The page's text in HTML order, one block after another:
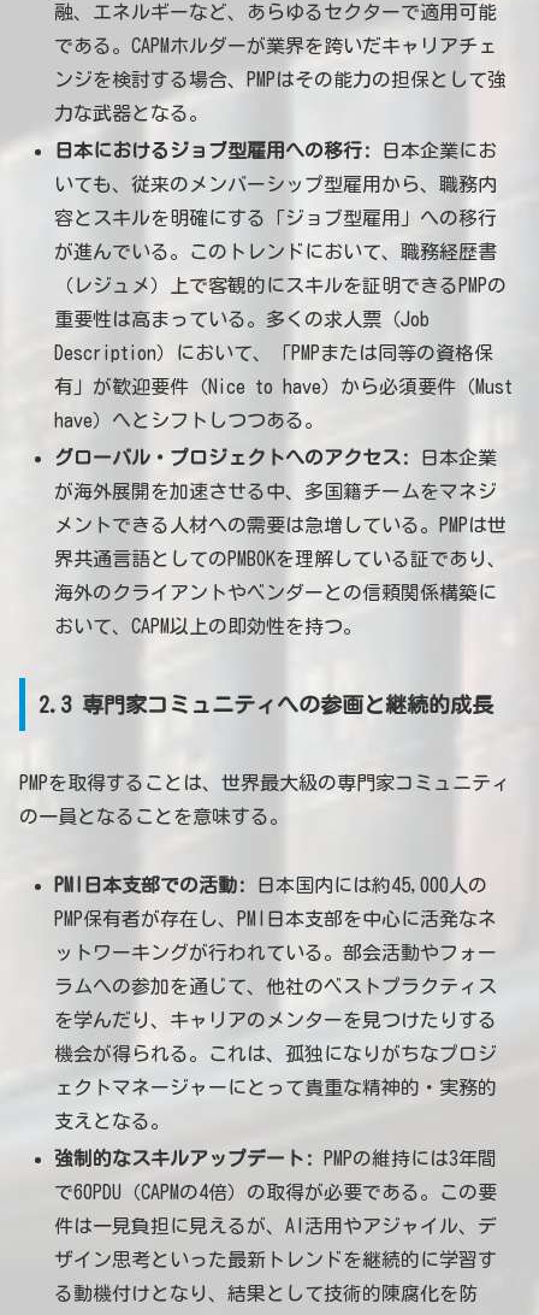
融、エネルギーなど、あらゆるセクターで適用可能
である。CAPMホルダーが業界を跨いだキャリアチェ
ンジを検討する場合、PMPはその能力の担保として強
力な武器となる。
日本におけるジョブ型雇用への移行:
日本企業にお
いても、従来のメンバーシップ型雇用から、職務内
容とスキルを明確にする「ジョブ型雇用」への移行
が進んでいる。このトレンドにおいて、職務経歴書
（レジュメ）上で客観的にスキルを証明できるPMPの
重要性は高まっている。多くの求人票（Job
Description）において、「PMPまたは同等の資格保
有」が歓迎要件（Nice to have）から必須要件（Must
have）へとシフトしつつある。
グローバル・プロジェクトへのアクセス:
日本企業
が海外展開を加速させる中、多国籍チームをマネジ
メントできる人材への需要は急増している。PMPは世
界共通言語としてのPMBOKを理解している証であり、
海外のクライアントやベンダーとの信頼関係構築に
おいて、CAPM以上の即効性を持つ。
2.3 専門家コミュニティへの参画と継続的成長
PMPを取得することは、世界最大級の専門家コミュニティ
の一員となることを意味する。
PMI日本支部での活動:
日本国内には約45,000人の
PMP保有者が存在し、PMI日本支部を中心に活発なネ
ットワーキングが行われている。部会活動やフォー
ラムへの参加を通じて、他社のベストプラクティス
を学んだり、キャリアのメンターを見つけたりする
機会が得られる。これは、孤独になりがちなプロジ
ェクトマネージャーにとって貴重な精神的・実務的
支えとなる。
強制的なスキルアップデート:
PMPの維持には3年間
で60PDU（CAPMの4倍）の取得が必要である。この要
件は一見負担に見えるが、AI活用やアジャイル、デ
ザイン思考といった最新トレンドを継続的に学習す
る動機付けとなり、結果として技術的陳腐化を防